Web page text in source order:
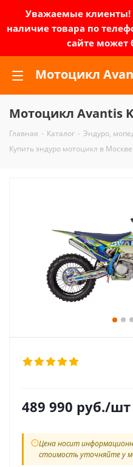
Уважаемые клиенты!
наличие товара по
сайте может
Мотоцикл Avantis
Главная - Каталог - Эндуро,
Купить эндуро мотоцикл в Москве
489 990 руб./шт
Цена носит
стоимость уточняйте у